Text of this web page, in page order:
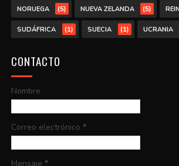
NORUEGA (5) NUEVA ZELANDA (5)
SUDÁFRICA (1) SUECIA (1) UCRANIA
CONTACTO
Nombre
Correo electrónico *
Mensaje *